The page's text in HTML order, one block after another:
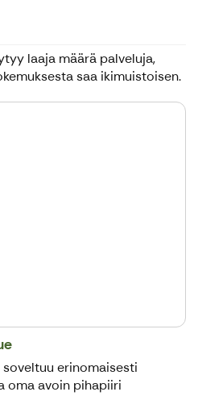
laaja määrä palveluja,
saa ikimuistoisen.
erinomaisesti
oma avoin pihapiiri